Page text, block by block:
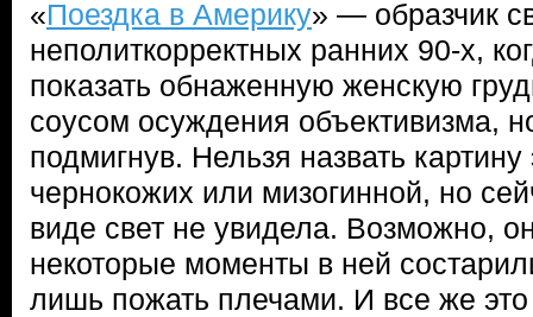
«Поездка в Америку» — образчик
неполиткорректных ранних 90-х,
показать обнаженную женскую
соусом осуждения объективизма,
подмигнув. Нельзя назвать
чернокожих или мизогинной, но
виде свет не увидела. Возможно,
некоторые моменты в ней
лишь пожать плечами. И все же это